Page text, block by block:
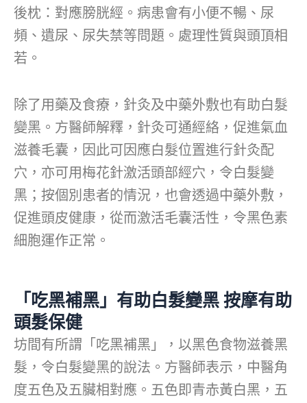
後枕：對應膀胱經。病患會有小便不暢、尿
頻、遺尿、尿失禁等問題。處理性質與頭頂相
若。
除了用藥及食療，針灸及中藥外敷也有助白髮
變黑。方醫師解釋，針灸可通經絡，促進氣血
滋養毛囊，因此可因應白髮位置進行針灸配
穴，亦可用梅花針激活頭部經穴，令白髮變
黑；按個別患者的情況，也會透過中藥外敷，
促進頭皮健康，從而激活毛囊活性，令黑色素
細胞運作正常。
「吃黑補黑」有助白髮變黑 按摩有助
頭髮保健
坊間有所謂「吃黑補黑」，以黑色食物滋養黑
髮，令白髮變黑的說法。方醫師表示，中醫角
度五色及五臟相對應。五色即青赤黃白黑，五